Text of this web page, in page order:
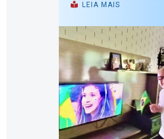
LEIA MAIS